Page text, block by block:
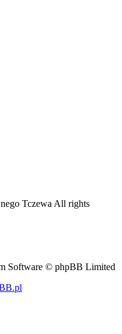
Tczewa All rights
Software © phpBB Limited